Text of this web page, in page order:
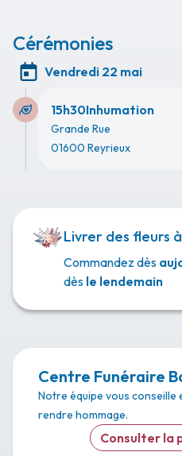
Cérémonies
Vendredi 22 mai
15h30Inhumation
Grande Rue
01600 Reyrieux
Livrer des fleurs
Commandez dès
dès le lendemain
Centre Funéraire
Notre équipe vous conseille
rendre hommage.
Consulter la